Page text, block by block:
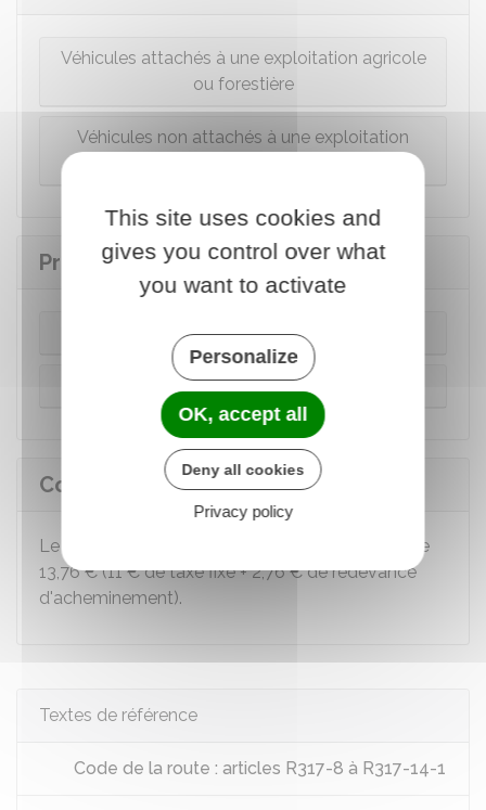
Véhicules attachés à une exploitation agricole
ou forestière
Véhicules non attachés à une exploitation
Procédure d'immatriculation
Immatriculation en ligne
Immatriculation par un professionnel habilité
Coût
Le montant du certificat d'immatriculation est de
13,76 €(11 €de taxe fixe +2,76 €de redevance
d'acheminement).
Textes de référence
Code de la route : articles R317-8 à R317-14-1
This site uses cookies and
gives you control over what
you want to activate
Personalize
OK, accept all
Deny all cookies
Privacy policy